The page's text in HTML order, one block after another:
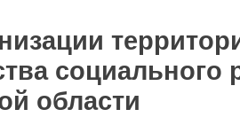
социального
области